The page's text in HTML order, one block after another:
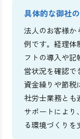
具体的な御社
法人のお客様か
例です。経理体
フトの導入や
営状況を確認で
資金繰りや節税
社労士業務とも
サポートにより
る環境づくりを